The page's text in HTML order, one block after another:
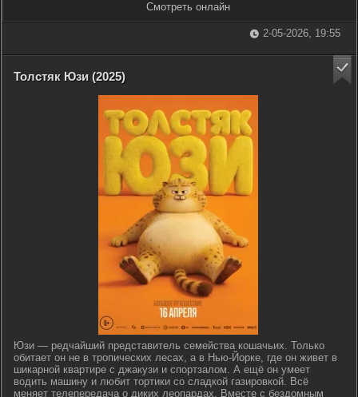
Смотреть онлайн
2-05-2026, 19:55
Толстяк Юзи (2025)
Юзи — редчайший представитель семейства кошачьих. Только
обитает он не в тропических лесах, а в Нью-Йорке, где он живет в
шикарной квартире с джакузи и спортзалом. А ещё он умеет
водить машину и любит тортики со сладкой газировкой. Всё
меняет телепередача о диких леопардах. Вместе с бездомным